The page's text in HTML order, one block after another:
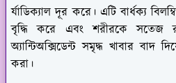
র্যাডিক্যাল দূর করে। এটি বার্ধক্য
বৃদ্ধি করে এবং শরীরকে সতেজ
অ্যান্টিঅক্সিডেন্ট সমৃদ্ধ খাবার বাদ
করা।